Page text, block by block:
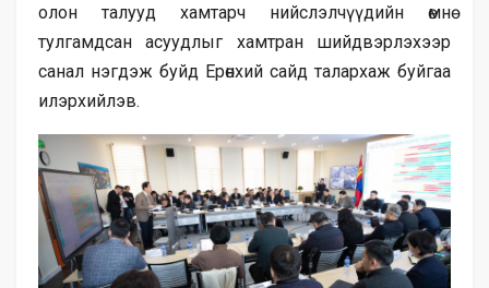
олон талууд хамтарч нийслэлчүүдийн өмнө
тулгамдсан асуудлыг хамтран шийдвэрлэхээр
санал нэгдэж буйд Ерөнхий сайд талархаж буйгаа
илэрхийлэв.